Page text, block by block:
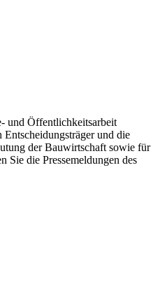
und Öffentlichkeitsarbeit
und die
der Bauwirtschaft sowie für
Sie die Pressemeldungen des